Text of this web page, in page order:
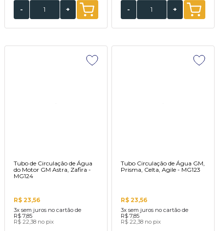
- + - +
Tubo de Circulação de Água
do Motor GM Astra, Zafira -
MG124
R$ 23,56
3x sem juros no cartão de
R$ 7,85
R$ 22,38 no pix
Tubo Circulação de Água GM,
Prisma, Celta, Agile - MG123
R$ 23,56
3x sem juros no cartão de
R$ 7,85
R$ 22,38 no pix